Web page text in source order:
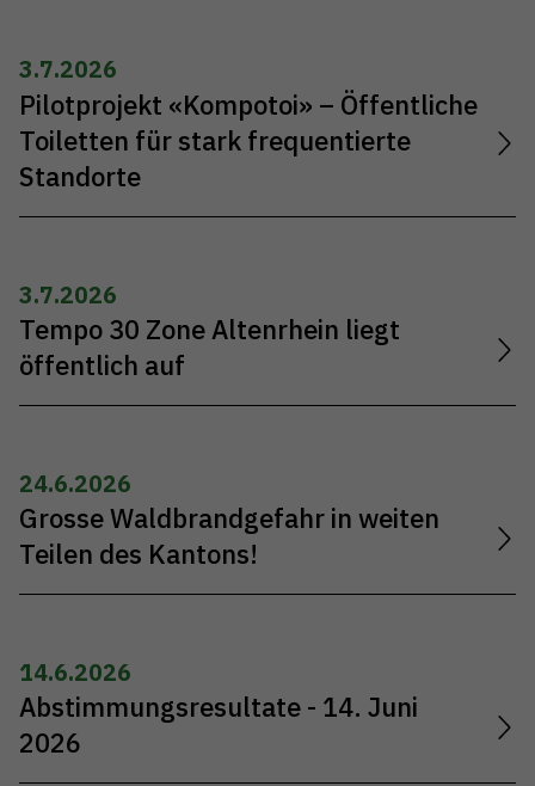
3.7.2026
Pilotprojekt «Kompotoi» – Öffentliche
Toiletten für stark frequentierte
Standorte
3.7.2026
Tempo 30 Zone Altenrhein liegt
öffentlich auf
24.6.2026
Grosse Waldbrandgefahr in weiten
Teilen des Kantons!
14.6.2026
Abstimmungsresultate - 14. Juni
2026